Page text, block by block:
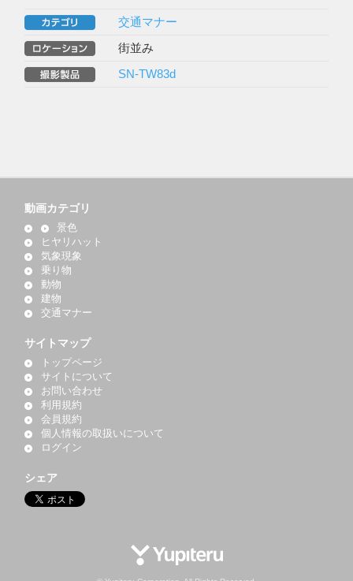
交通マナー
街並み
SN-TW83d
動画カテゴリ
景色
ヒヤリハット
気象現象
乗り物
動物
建物
交通マナー
サイトマップ
トップページ
サイトについて
お問い合わせ
利用規約
会員規約
個人情報の取扱いについて
ログイン
シェア